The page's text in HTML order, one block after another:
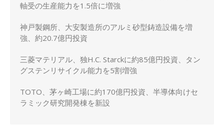
軸受の生産能力を1.5倍に増強
神戸製鋼所、大安製造所のアルミ砂型鋳造設備を増
強、約20.7億円投資
三菱マテリアル、独H.C. Starckに約85億円投資、タン
グステンリサイクル能力を5割増強
TOTO、茅ヶ崎工場に約170億円投資、半導体向けセ
ラミック研究開発棟を新設